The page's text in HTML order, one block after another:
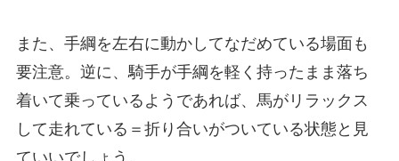
また、手綱を左右に動かしてなだめている場面も
要注意。逆に、騎手が手綱を軽く持ったまま落ち
着いて乗っているようであれば、馬がリラックス
して走れている＝折り合いがついている状態と見
ていいでしょう。